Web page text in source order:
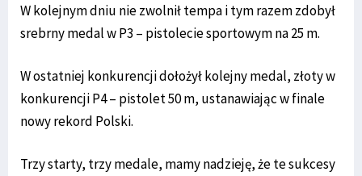
W kolejnym dniu nie zwolnił tempa i tym razem zdobył
srebrny medal w P3 – pistolecie sportowym na 25 m.
W ostatniej konkurencji dołożył kolejny medal, złoty w
konkurencji P4 – pistolet 50 m, ustanawiając w finale
nowy rekord Polski.
Trzy starty, trzy medale, mamy nadzieję, że te sukcesy